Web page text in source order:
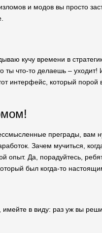
и модов вы просто
кучу времени в
что-то делаешь – уходит!
интерфейс, который
преграды,
Зачем мучиться,
Да, порадуйтесь,
был когда-то
в виду: раз уж вы